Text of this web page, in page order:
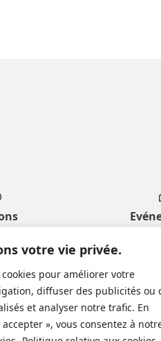
votre vie privée.
pour améliorer votre
diffuser des publicités ou
et analyser notre trafic. En
», vous consentez à
Privés
Publics &